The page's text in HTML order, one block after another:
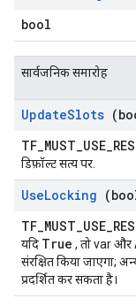
bool
सार्वजनिक समारोह
UpdateSlots
डिफ़ॉल्ट सत्य पर.
UseLocking
यदि True , तो var और
संरक्षित किया जाएगा;
प्रदर्शित कर सकता है।